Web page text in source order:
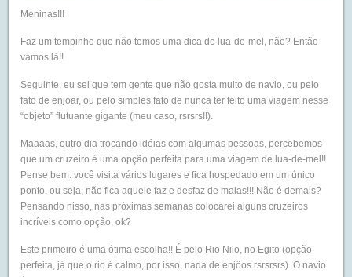
Meninas!!!
Faz um tempinho que não temos uma dica de lua-de-mel, não? Então
vamos lá!!
Seguinte, eu sei que tem gente que não gosta muito de navio, ou pelo
fato de enjoar, ou pelo simples fato de nunca ter feito uma viagem nesse
“objeto” flutuante gigante (meu caso, rsrsrs!!).
Maaaas, outro dia trocando idéias com algumas pessoas, percebemos
que um cruzeiro é uma opção perfeita para uma viagem de lua-de-mel!!
Pense bem: você visita vários lugares e fica hospedado em um único
ponto, ou seja, não fica aquele faz e desfaz de malas!!! Não é demais?
Pensando nisso, nas próximas semanas colocarei alguns cruzeiros
incríveis como opção, ok?
Este primeiro é uma ótima escolha!! É pelo Rio Nilo, no Egito (opção
perfeita, já que o rio é calmo, por isso, nada de enjôos rsrsrsrs). O navio